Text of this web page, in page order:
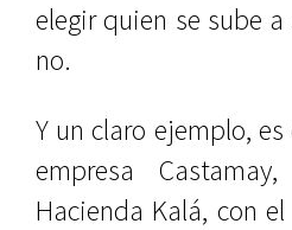
elegir quien se sube
no.
Y un claro ejemplo,
empresa
Hacienda Kalá, con